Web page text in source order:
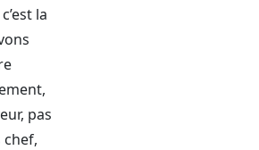
la
pas